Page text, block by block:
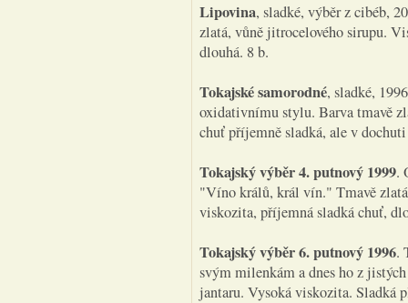
Lipovina, sladké, výběr z cibéb,
zlatá, vůně jitrocelového sirupu.
dlouhá. 8 b.
Tokajské samorodné, sladké,
oxidativnímu stylu. Barva tmavě
chuť příjemně sladká, ale v
Tokajský výběr 4. putnový 1999.
"Víno králů, král vín." Tmavě
viskozita, příjemná sladká chuť,
Tokajský výběr 6. putnový 1996.
svým milenkám a dnes ho z
jantaru. Vysoká viskozita. Sladká